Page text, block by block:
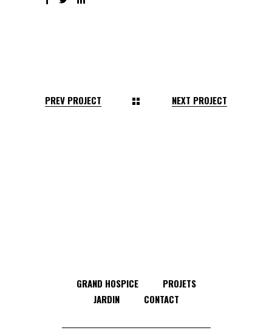
PREV PROJECT NEXT PROJECT
GRAND HOSPICE
PROJETS
JARDIN
CONTACT